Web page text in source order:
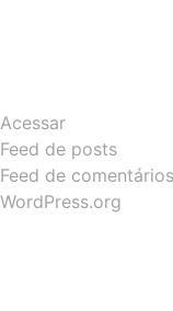
Acessar
Feed de posts
Feed de comentários
WordPress.org